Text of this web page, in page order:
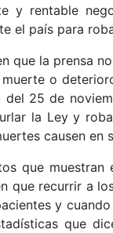
y rentable
el país para
que la prensa
o
del 25 de
la Ley y
causen en
que
que recurrir a
y
que